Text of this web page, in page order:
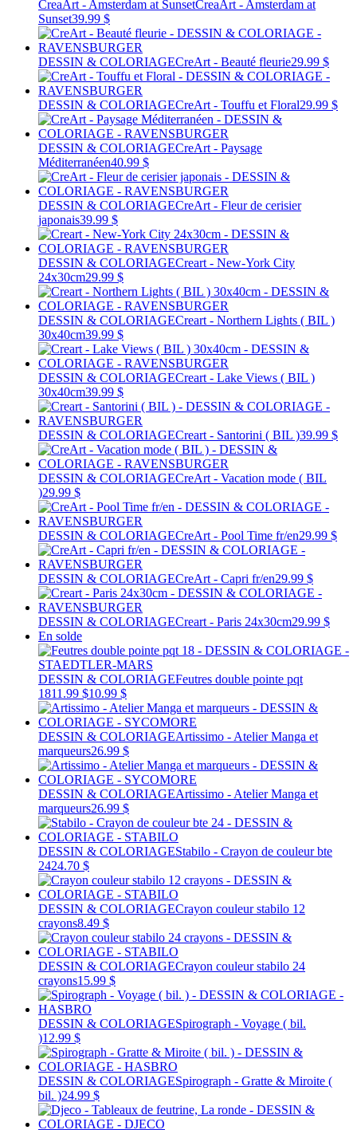
CreaArt - Amsterdam at SunsetCreaArt - Amsterdam at
Sunset39.99 $
DESSIN & COLORIAGECreArt - Beauté fleurie29.99 $
DESSIN & COLORIAGECreArt - Touffu et Floral29.99 $
DESSIN & COLORIAGECreArt - Paysage
Méditerranéen40.99 $
DESSIN & COLORIAGECreArt - Fleur de cerisier
japonais39.99 $
DESSIN & COLORIAGECreart - New-York City
24x30cm29.99 $
DESSIN & COLORIAGECreart - Northern Lights ( BIL )
30x40cm39.99 $
DESSIN & COLORIAGECreart - Lake Views ( BIL )
30x40cm39.99 $
DESSIN & COLORIAGECreart - Santorini ( BIL )39.99 $
DESSIN & COLORIAGECreArt - Vacation mode ( BIL
)29.99 $
DESSIN & COLORIAGECreArt - Pool Time fr/en29.99 $
DESSIN & COLORIAGECreArt - Capri fr/en29.99 $
DESSIN & COLORIAGECreart - Paris 24x30cm29.99 $
En solde
DESSIN & COLORIAGEFeutres double pointe pqt
1811.99 $10.99 $
DESSIN & COLORIAGEArtissimo - Atelier Manga et
marqueurs26.99 $
DESSIN & COLORIAGEArtissimo - Atelier Manga et
marqueurs26.99 $
DESSIN & COLORIAGEStabilo - Crayon de couleur bte
2424.70 $
DESSIN & COLORIAGECrayon couleur stabilo 12
crayons8.49 $
DESSIN & COLORIAGECrayon couleur stabilo 24
crayons15.99 $
DESSIN & COLORIAGESpirograph - Voyage ( bil.
)12.99 $
DESSIN & COLORIAGESpirograph - Gratte & Miroite (
bil. )24.99 $